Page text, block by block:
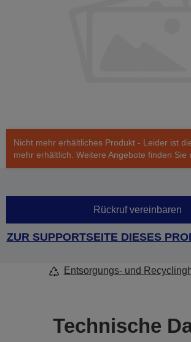
Nicht mehr erhältliches Produkt - Leider ist
mehr erhältlich. Weitere Angebote finden Sie
Rückruf vereinbaren
ZUR SUPPORTSEITE DIESES
Entsorgungs- und
Technische